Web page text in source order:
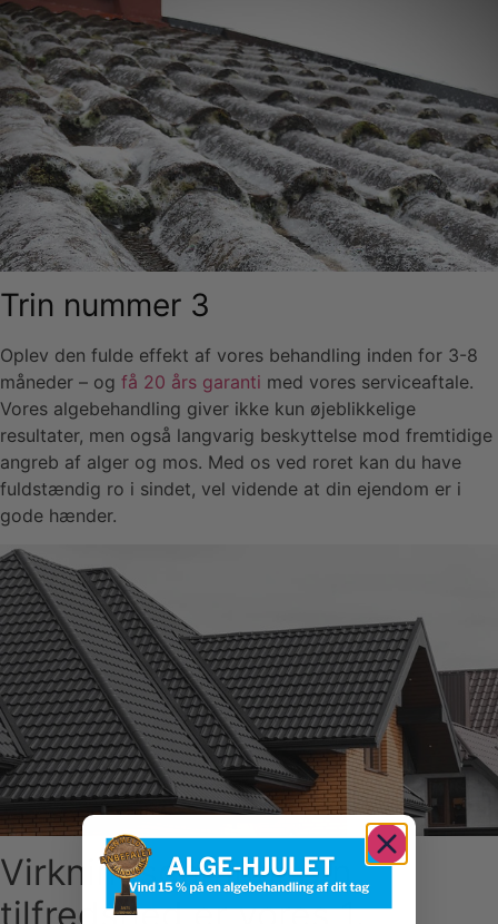
Trin nummer 3
Oplev den fulde effekt af vores behandling inden for 3-8
måneder – og få 20 års garanti med vores serviceaftale.
Vores algebehandling giver ikke kun øjeblikkelige
resultater, men også langvarig beskyttelse mod fremtidige
angreb af alger og mos. Med os ved roret kan du have
fuldstændig ro i sindet, vel vidende at din ejendom er i
gode hænder.
Virkningsgaranti: Din
tilfredshed er vores 1.